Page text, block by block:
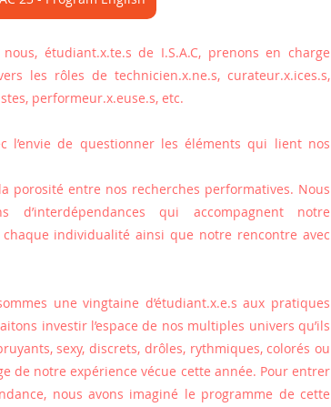
étudiant.x.te.s de I.S.A.C, prenons en charge
les rôles de technicien.x.ne.s, curateur.x.ices.s,
performeur.x.euse.s, etc.
l’envie de questionner les éléments qui lient nos
porosité entre nos recherches performatives. Nous
qui accompagnent notre
individualité ainsi que notre rencontre avec
une vingtaine d’étudiant.x.e.s aux pratiques
investir l’espace de nos multiples univers qu’ils
sexy, discrets, drôles, rythmiques, colorés ou
de notre expérience vécue cette année. Pour entrer
nous avons imaginé le programme de cette